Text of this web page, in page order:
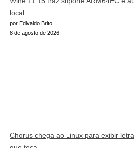
local
por Edivaldo Brito
8 de agosto de 2026
Chorus chega ao Linux para exibir